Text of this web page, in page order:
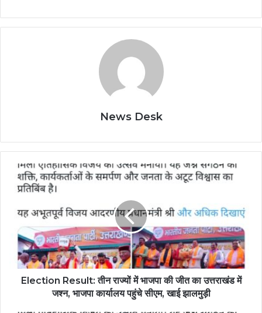
News Desk
Election Result: तीन राज्यों में भाजपा की जीत का उत्तराखंड में
जश्न, भाजपा कार्यालय पहुंचे सीएम, खाई झालमुड़ी